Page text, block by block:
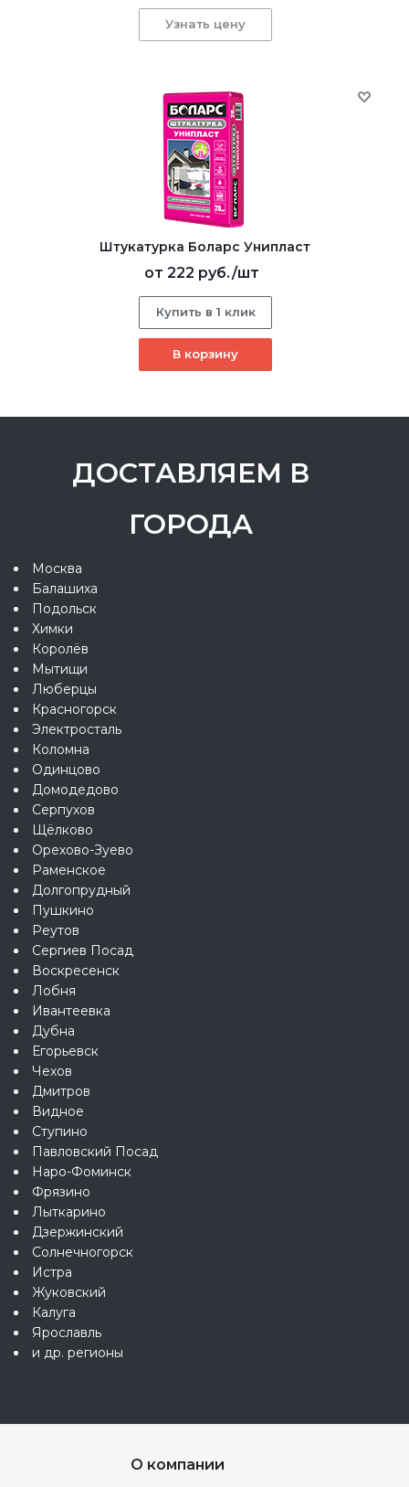
Узнать цену
Штукатурка Боларс Унипласт
от 222 руб./шт
Купить в 1 клик
В корзину
ДОСТАВЛЯЕМ В
ГОРОДА
Москва
Балашиха
Подольск
Химки
Королёв
Мытищи
Люберцы
Красногорск
Электросталь
Коломна
Одинцово
Домодедово
Серпухов
Щёлково
Орехово-Зуево
Раменское
Долгопрудный
Пушкино
Реутов
Сергиев Посад
Воскресенск
Лобня
Ивантеевка
Дубна
Егорьевск
Чехов
Дмитров
Видное
Ступино
Павловский Посад
Наро-Фоминск
Фрязино
Лыткарино
Дзержинский
Солнечногорск
Истра
Жуковский
Калуга
Ярославль
и др. регионы
О компании